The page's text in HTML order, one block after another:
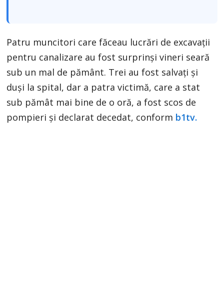
Patru muncitori care făceau lucrări de excavaţii
pentru canalizare au fost surprinși vineri seară
sub un mal de pământ. Trei au fost salvați și
duși la spital, dar a patra victimă, care a stat
sub pămât mai bine de o oră, a fost scos de
pompieri și declarat decedat, conform b1tv.